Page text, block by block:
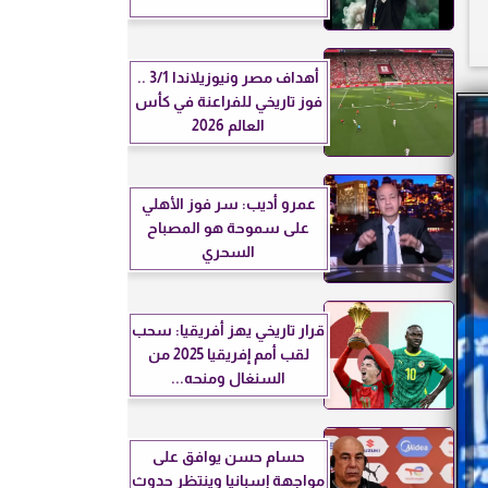
أهداف مصر ونيوزيلاندا 3/1 ..
فوز تاريخي للفراعنة في كأس
العالم 2026
عمرو أديب: سر فوز الأهلي
على سموحة هو المصباح
السحري
قرار تاريخي يهز أفريقيا: سحب
لقب أمم إفريقيا 2025 من
السنغال ومنحه...
حسام حسن يوافق على
مواجهة إسبانيا وينتظر حدوث